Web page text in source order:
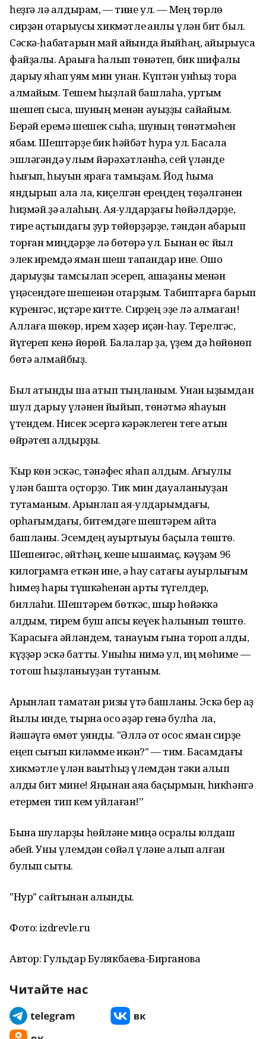
һеҙгә лә ҡалдырам, — тине ул. — Мең төрлө
сирҙән ҡотҡарыусы хикмәтле ҡанлы үлән бит был.
Сәскә-һабаҡтарын май айында йыйһаң, айырыуса
файҙалы. Араҡыға һалып төнәтеп, бик шифалы
дарыу яһап ҡуям мин унан. Күптән унһыҙ тора
алмайым. Тешем һыҙлай башлаһа, уртым
шешеп сыҡса, шуның менән ауыҙҙы сайҡайым.
Берәй еремә шешек сыҡһа, шуның төнәтмәһен
ябам. Шештәрҙе бик һәйбәт һура ул. Баҡсала
эшләгәндә ҡулым йәрәхәтләнһә, сей үләнде
һығып, һыуын яраға тамыҙам. Йод һымаҡ
яндырып ала ла, киҫелгән ереңдең төҙәлгәнен
һиҙмәй ҙә ҡалаһың. Аяҡ-ҡулдарҙағы һөйәлдәрҙе,
тире аҫтындагы ҙур төйөрҙәрҙе, тәндән ҡабарып
торған миңдәрҙе лә бөтөрә ул. Бынан өс йыл
элек иремдә яман шеш тапҡандар ине. Ошо
дарыуҙы тамсылап эсереп, ашҡаҙаны менән
үңәсендәге шешенән ҡотҡарҙым. Табиптарға барып
күренгәс, иҫтәре китте. Сирҙең эҙе лә ҡалмаған!
Аллаға шөкөр, ирем хәҙер иҫән-һау. Терелгәс,
йүгереп кенә йөрөй. Балалар ҙа, үҙем дә һөйөнөп
бөтә алмайбыҙ.
Был ҡатынды шаҡ ҡатып тыңланым. Унан ҡыҙымдан
шул дарыу үләнен йыйып, төнәтмә яһауын
үтендем. Нисек эсергә кәрәклеген теге ҡатын
өйрәтеп ҡалдырҙы.
Ҡырҡ көн эскәс, тәнәфес яһап алдым. Ағыулы
үлән башта ҡоҫторҙо. Тик мин дауаланыуҙан
туҡтаманым. Аҡрынлап аяҡ-ҡулдарымдағы,
ҡорһағымдағы, битемдәге шештәрем ҡайта
башланы. Эсемдең ауыртыуы баҫыла төштө.
Шешенгәс, әйтһәң, кеше ышанмаҫ, кәүҙәм 96
килограмға еткән ине, ә һау саҡтағы ауырлығым
һимеҙ һарыҡ түшкәһенән артыҡ түгелдер,
биллаһи. Шештәрем бөткәс, шыр һөйәккә
ҡалдым, тирем буш ҡапсыҡ кеүек һалынып төштө.
Ҡарасҡыға әйләндем, танауым ғына тороп ҡалды,
күҙҙәр эскә батты. Уныһы нимә ул, иң мөһиме —
тотош һыҙланыуҙан туҡтаным.
Аҡрынлап тамаҡтан ризыҡ үтә башланы. Эскә бер аҙ
йылы инде, тырнаҡ осо ҡәҙәр генә булһа ла,
йәшәүгә өмөт уянды. "Әллә ҡот осҡос яман сирҙе
еңеп сығып киләмме икән?" — тим. Баҡсамдағы
хикмәтле үлән ваҡытһыҙ үлемдән тәки алып
ҡалды бит мине! Яңынан аяҡҡа баҫырмын, һикһәнгә
етермен тип кем уйлаған!”
Бына шуларҙы һөйләне миңә осраҡлы юлдаш
әбей. Уны үлемдән сөйәл үләне алып ҡалған
булып сыҡты.
"Нур" сайтынан алынды.
Фото: izdrevle.ru
Автор: Гульдар Булякбаева-Бирганова
Читайте нас